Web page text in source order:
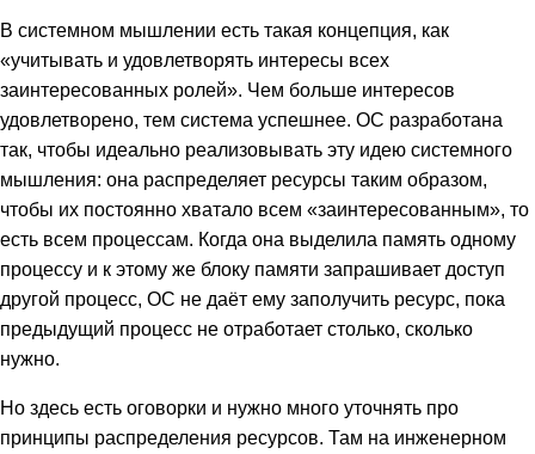
В системном мышлении есть такая концепция, как
«учитывать и удовлетворять интересы всех
заинтересованных ролей». Чем больше интересов
удовлетворено, тем система успешнее. ОС разработана
так, чтобы идеально реализовывать эту идею системного
мышления: она распределяет ресурсы таким образом,
чтобы их постоянно хватало всем «заинтересованным», то
есть всем процессам. Когда она выделила память одному
процессу и к этому же блоку памяти запрашивает доступ
другой процесс, ОС не даёт ему заполучить ресурс, пока
предыдущий процесс не отработает столько, сколько
нужно.
Но здесь есть оговорки и нужно много уточнять про
принципы распределения ресурсов. Там на инженерном